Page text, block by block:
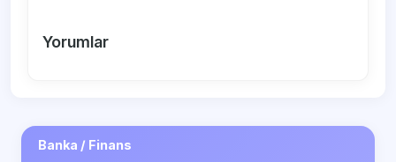
Yorumlar
Banka / Finans